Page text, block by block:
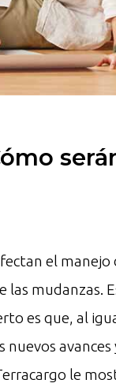
el manejo
mudanzas.
es que, al
avances
le